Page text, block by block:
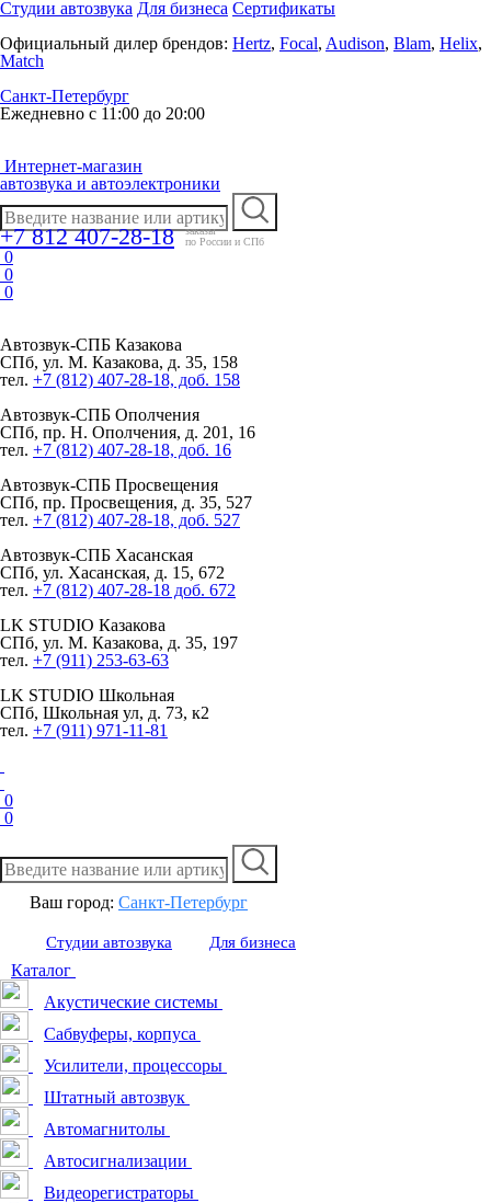
Студии автозвука Для бизнеса Сертификаты
Официальный дилер брендов: Hertz, Focal, Audison, Blam, Helix,
Match
Санкт-Петербург
Ежедневно с 11:00 до 20:00
Интернет-магазин
автозвука и автоэлектроники
+7 812 407-28-18
заказы
по России и СПб
0
0
0
Автозвук-СПБ Казакова
СПб, ул. М. Казакова, д. 35, 158
тел. +7 (812) 407-28-18, доб. 158
Автозвук-СПБ Ополчения
СПб, пр. Н. Ополчения, д. 201, 16
тел. +7 (812) 407-28-18, доб. 16
Автозвук-СПБ Просвещения
СПб, пр. Просвещения, д. 35, 527
тел. +7 (812) 407-28-18, доб. 527
Автозвук-СПБ Хасанская
СПб, ул. Хасанская, д. 15, 672
тел. +7 (812) 407-28-18 доб. 672
LK STUDIO Казакова
СПб, ул. М. Казакова, д. 35, 197
тел. +7 (911) 253-63-63
LK STUDIO Школьная
СПб, Школьная ул, д. 73, к2
тел. +7 (911) 971-11-81
0
0
Ваш город: Санкт-Петербург
Студии автозвука Для бизнеса
Каталог
Акустические системы
Сабвуферы, корпуса
Усилители, процессоры
Штатный автозвук
Автомагнитолы
Автосигнализации
Видеорегистраторы